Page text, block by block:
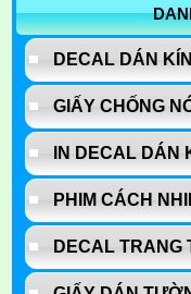
DECAL DÁN
GIẤY CHỐNG
IN DECAL DÁN
PHIM CÁCH
DECAL TRANG